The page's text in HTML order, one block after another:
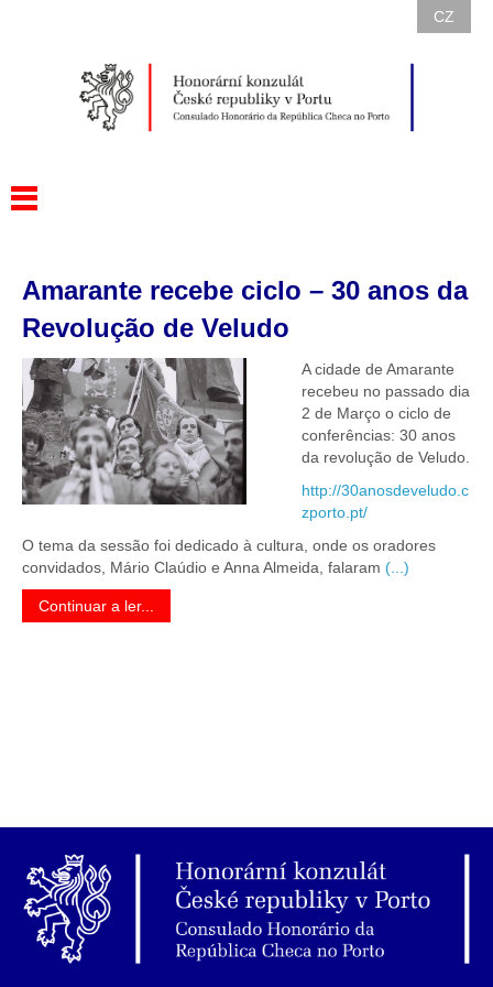
CZ
Amarante recebe ciclo – 30 anos da
Revolução de Veludo
A cidade de Amarante
recebeu no passado dia
2 de Março o ciclo de
conferências: 30 anos
da revolução de Veludo.
http://30anosdeveludo.c
zporto.pt/
O tema da sessão foi dedicado à cultura, onde os oradores
convidados, Mário Claúdio e Anna Almeida, falaram (...)
Continuar a ler...